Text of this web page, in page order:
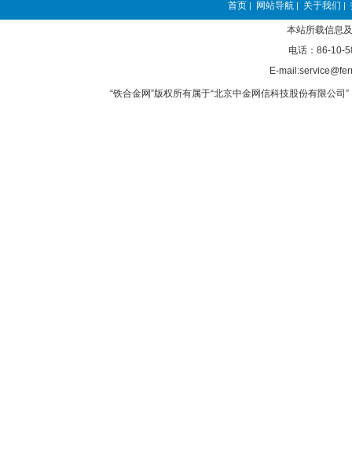
首页 | 网站导航 | 关于我们 |
本站所载信息
电话：86-10-
E-
“铁合金网”版权所有属于“北京中金网信科技股份有限公司